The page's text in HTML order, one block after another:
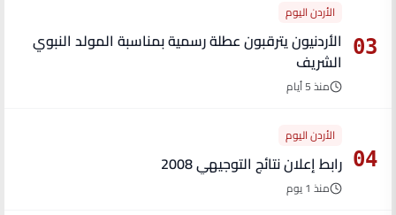
03
الأردن اليوم
الأردنيون يترقبون عطلة رسمية بمناسبة المولد النبوي
الشريف
منذ 5 أيام
04
الأردن اليوم
رابط إعلان نتائج التوجيهي 2008
منذ 1 يوم